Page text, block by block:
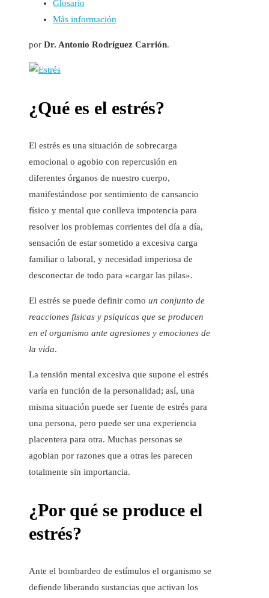
Glosario
Más información
por Dr. Antonio Rodríguez Carrión.
¿Qué es el estrés?
El estrés es una situación de sobrecarga
emocional o agobio con repercusión en
diferentes órganos de nuestro cuerpo,
manifestándose por sentimiento de cansancio
físico y mental que conlleva impotencia para
resolver los problemas corrientes del día a día,
sensación de estar sometido a excesiva carga
familiar o laboral, y necesidad imperiosa de
desconectar de todo para «cargar las pilas».
El estrés se puede definir como un conjunto de
reacciones físicas y psíquicas que se producen
en el organismo ante agresiones y emociones de
la vida.
La tensión mental excesiva que supone el estrés
varía en función de la personalidad; así, una
misma situación puede ser fuente de estrés para
una persona, pero puede ser una experiencia
placentera para otra. Muchas personas se
agobian por razones que a otras les parecen
totalmente sin importancia.
¿Por qué se produce el
estrés?
Ante el bombardeo de estímulos el organismo se
defiende liberando sustancias que activan los